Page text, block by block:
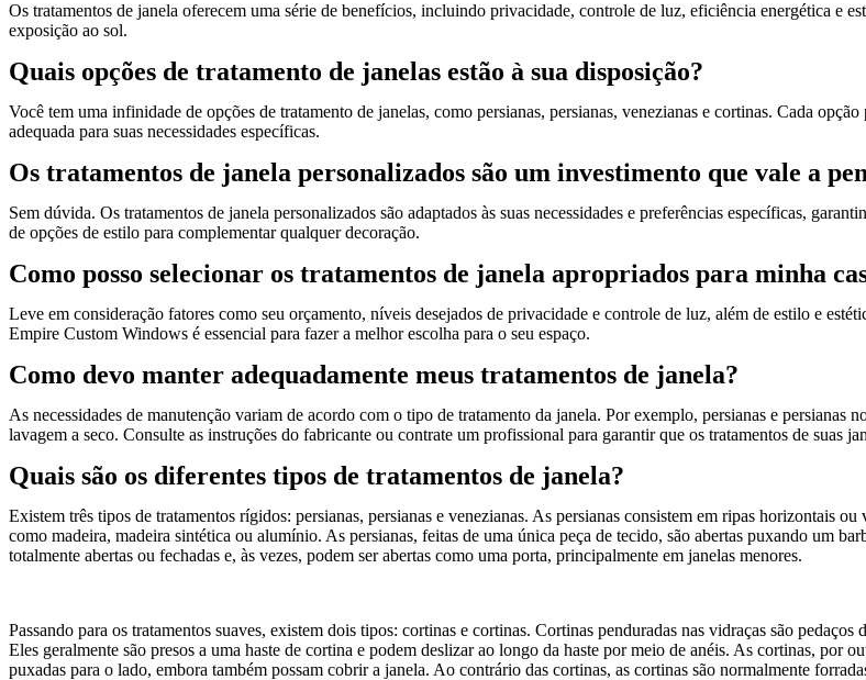
Os tratamentos de janela oferecem uma série de benefícios, incluindo privacidade, controle de luz, eficiência energética e
exposição ao sol.
Quais opções de tratamento de janelas estão à sua disposição?
Você tem uma infinidade de opções de tratamento de janelas, como persianas, persianas, venezianas e cortinas. Cada
adequada para suas necessidades específicas.
Os tratamentos de janela personalizados são um investimento que vale a
Sem dúvida. Os tratamentos de janela personalizados são adaptados às suas necessidades e preferências específicas,
de opções de estilo para complementar qualquer decoração.
Como posso selecionar os tratamentos de janela apropriados para minha
Leve em consideração fatores como seu orçamento, níveis desejados de privacidade e controle de luz, além de estilo e
Empire Custom Windows é essencial para fazer a melhor escolha para o seu espaço.
Como devo manter adequadamente meus tratamentos de janela?
As necessidades de manutenção variam de acordo com o tipo de tratamento da janela. Por exemplo, persianas e
lavagem a seco. Consulte as instruções do fabricante ou contrate um profissional para garantir que os tratamentos de suas
Quais são os diferentes tipos de tratamentos de janela?
Existem três tipos de tratamentos rígidos: persianas, persianas e venezianas. As persianas consistem em ripas horizontais
como madeira, madeira sintética ou alumínio. As persianas, feitas de uma única peça de tecido, são abertas puxando um
totalmente abertas ou fechadas e, às vezes, podem ser abertas como uma porta, principalmente em janelas menores.
Passando para os tratamentos suaves, existem dois tipos: cortinas e cortinas. Cortinas penduradas nas vidraças são
Eles geralmente são presos a uma haste de cortina e podem deslizar ao longo da haste por meio de anéis. As cortinas, por
puxadas para o lado, embora também possam cobrir a janela. Ao contrário das cortinas, as cortinas são normalmente